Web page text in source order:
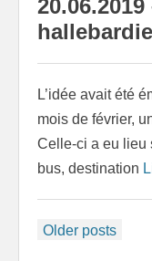
L’idée avait été
mois de février,
Celle-ci a eu lieu
bus, destination
Posts
Older posts